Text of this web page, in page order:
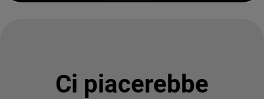
Ci piacerebbe